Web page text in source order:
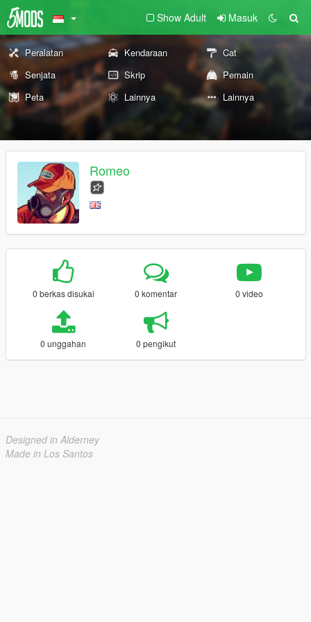
Show Adult Masuk
Peralatan Kendaraan
Cat
Senjata
Skrip
Pemain
Peta
Lainnya Lainnya
Romeo
0 berkas disukai 0 komentar 0 video
0 unggahan 0 pengikut
Designed in Alderney
Made in Los Santos